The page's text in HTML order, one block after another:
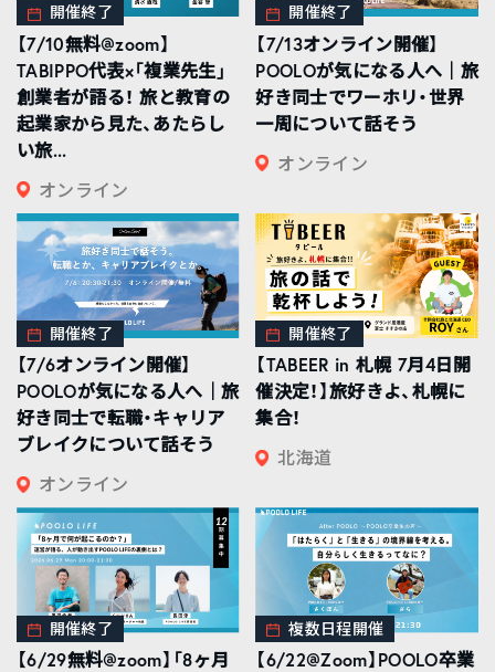
開催終了
【7/10無料@zoom】
TABIPPO代表×「複業先生」
創業者が語る！ 旅と教育の
起業家から見た、あたらし
い旅...
オンライン
開催終了
【7/13オンライン開催】
POOLOが気になる人へ｜旅
好き同士でワーホリ・世界
一周について話そう
オンライン
開催終了
【7/6オンライン開催】
POOLOが気になる人へ｜旅
好き同士で転職・キャリア
ブレイクについて話そう
オンライン
開催終了
【TABEER in 札幌 7月4日開
催決定！】旅好きよ、札幌に
集合！
北海道
開催終了
【6/29無料@zoom】「8ヶ月
複数日程開催
【6/22@Zoom】POOLO卒業